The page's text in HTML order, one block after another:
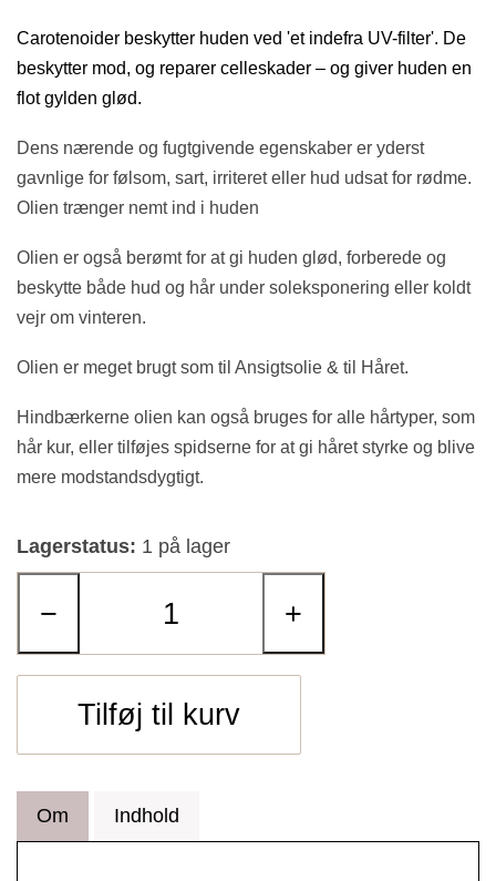
Carotenoider beskytter huden ved 'et indefra UV-filter'. De
beskytter mod, og reparer celleskader – og giver huden en
flot gylden glød.
Dens nærende og fugtgivende egenskaber er yderst
gavnlige for følsom, sart, irriteret eller hud udsat for rødme.
Olien trænger nemt ind i huden
Olien er også berømt for at gi huden glød, forberede og
beskytte både hud og hår under soleksponering eller koldt
vejr om vinteren.
Olien er meget brugt som til Ansigtsolie & til Håret.
Hindbærkerne olien kan også bruges for alle hårtyper, som
hår kur, eller tilføjes spidserne for at gi håret styrke og blive
mere modstandsdygtigt.
Lagerstatus: 1 på lager
− +
Tilføj til kurv
Om Indhold